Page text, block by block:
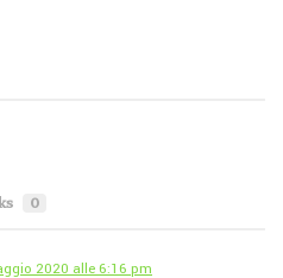
0
2020 alle 6:16 pm